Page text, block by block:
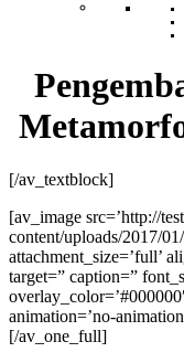
[/av_textblock]
[av_image src=’http://
content/uploads/2017/
attachment_size=’full’
target=” caption=”
animation=’no-
[/av_one_full]